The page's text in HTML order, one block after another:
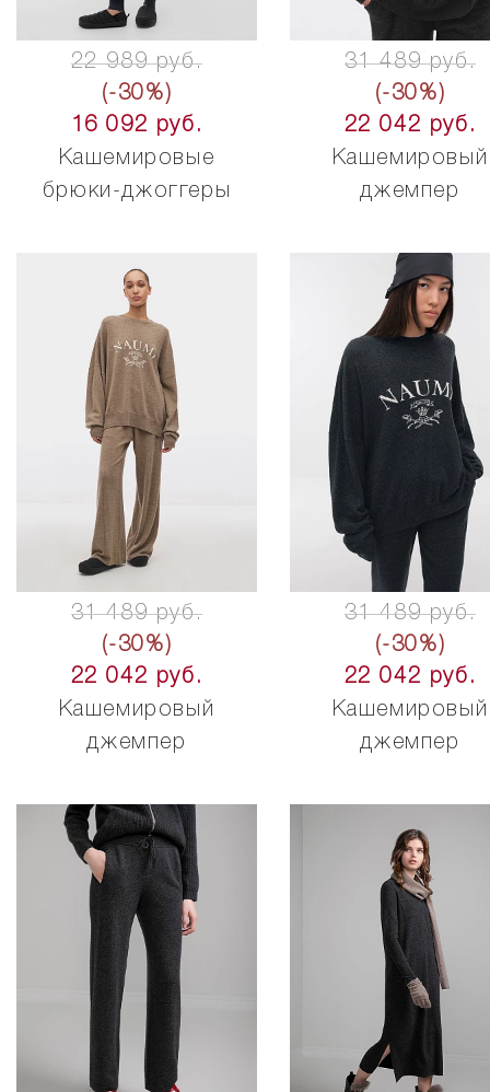
22 989 руб.
(-30%)
16 092 руб.
Кашемировые
брюки-джоггеры
31 489 руб.
(-30%)
22 042 руб.
Кашемировый
джемпер
31 489 руб.
(-30%)
22 042 руб.
Кашемировый
джемпер
31 489 руб.
(-30%)
22 042 руб.
Кашемировый
джемпер